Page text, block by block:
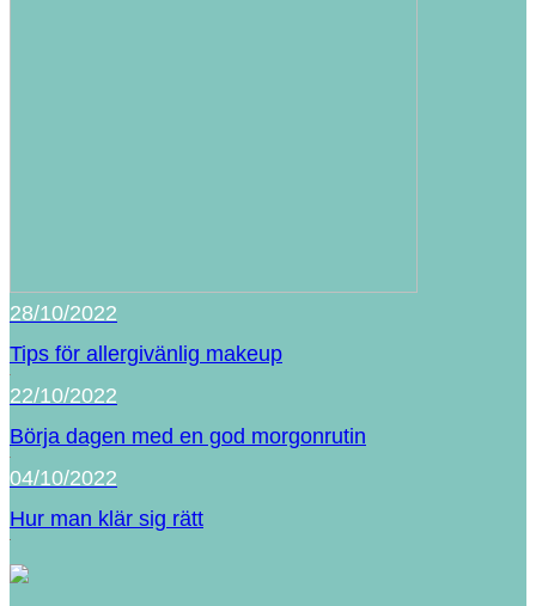
28/10/2022
Tips för allergivänlig makeup
22/10/2022
Börja dagen med en god morgonrutin
04/10/2022
Hur man klär sig rätt